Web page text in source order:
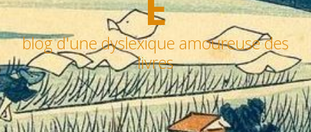
blog d'une dyslexique amoureuse des
livres